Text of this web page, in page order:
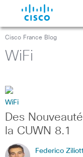
Cisco France Blog
WiFi
WiFi
Des
la CUWN 8.1
Federico